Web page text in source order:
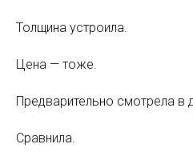
Толщина устроила.
Цена — тоже.
Предварительно смотрела в
Сравнила.